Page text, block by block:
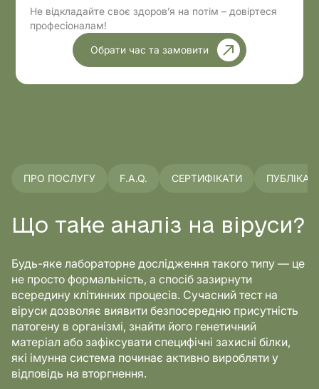
Не відкладайте своє здоров’я на потім – довіртеся
професіоналам!
Обрати час та замовити
ПРО ПОСЛУГУ F.A.Q. СЕРТИФІКАТИ
Що таке аналіз на віруси?
Будь-яке лабораторне дослідження такого типу — це
не просто формальність, а спосіб зазирнути
всередину клітинних процесів. Сучасний тест на
віруси дозволяє виявити безпосередню присутність
патогену в організмі, знайти його генетичний
матеріал або зафіксувати специфічні захисні білки,
які імунна система починає активно виробляти у
відповідь на вторгнення.